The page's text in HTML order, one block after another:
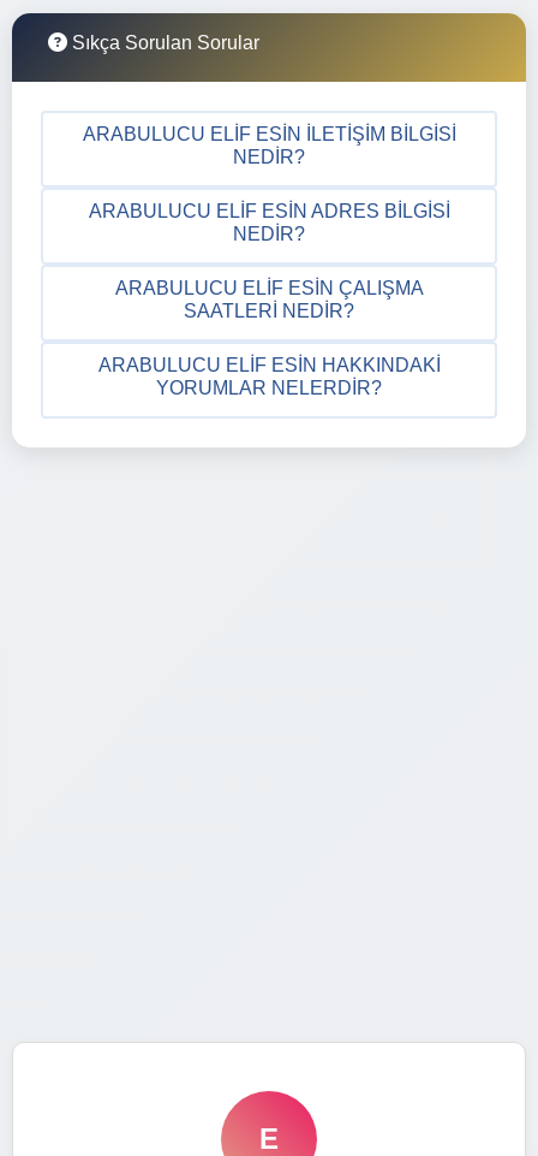
Sıkça Sorulan Sorular
ARABULUCU ELIF ESIN İLETIŞIM BILGISI
NEDIR?
ARABULUCU ELIF ESIN ADRES BILGISI
NEDIR?
ARABULUCU ELIF ESIN ÇALIŞMA
SAATLERI NEDIR?
ARABULUCU ELIF ESIN HAKKINDAKI
YORUMLAR NELERDIR?
E